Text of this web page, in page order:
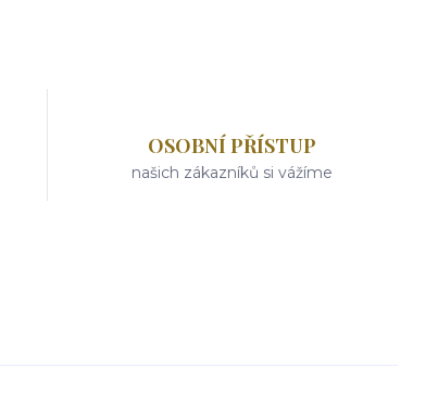
OSOBNÍ PŘÍSTUP
našich zákazníků si vážíme